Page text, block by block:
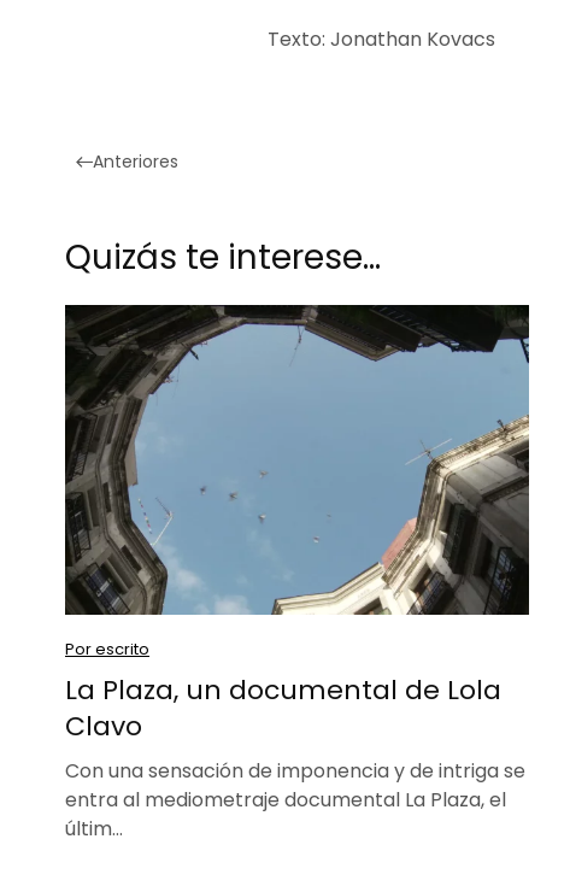
Texto: Jonathan Kovacs
Anteriores
Quizás te interese…
Por escrito
La Plaza, un documental de Lola
Clavo
Con una sensación de imponencia y de intriga se
entra al mediometraje documental La Plaza, el
últim…